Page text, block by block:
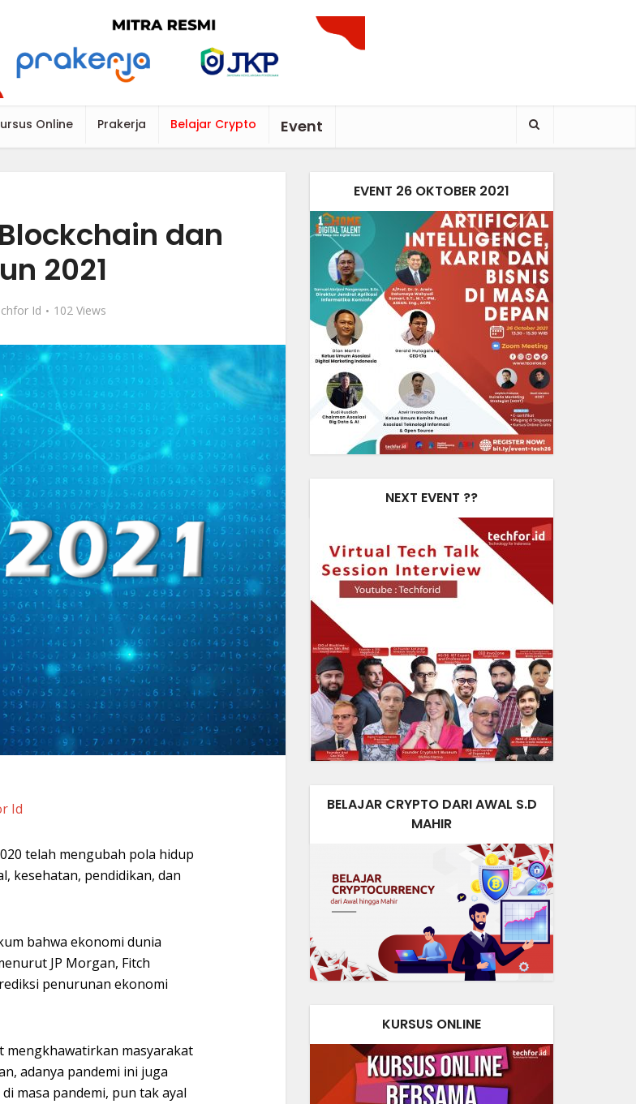
Online Prakerja Belajar Crypto Event
dan
2021
Id 102 Views
Id
telah mengubah pola hidup
kesehatan, pendidikan, dan
bahwa ekonomi dunia
JP Morgan, Fitch
penurunan ekonomi
mengkhawatirkan masyarakat
adanya pandemi ini juga
masa pandemi, pun tak ayal
EVENT 26 OKTOBER 2021
NEXT EVENT ??
BELAJAR CRYPTO DARI AWAL S.D
MAHIR
KURSUS ONLINE